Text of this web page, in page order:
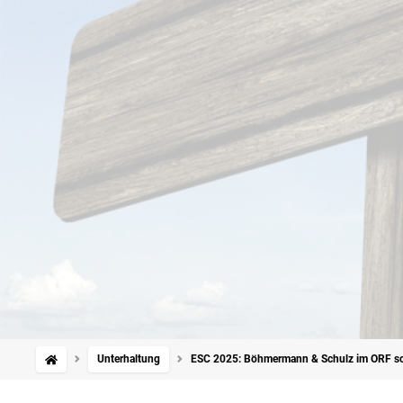
Unterhaltung ESC 2025: Böhmermann & Schulz im ORF